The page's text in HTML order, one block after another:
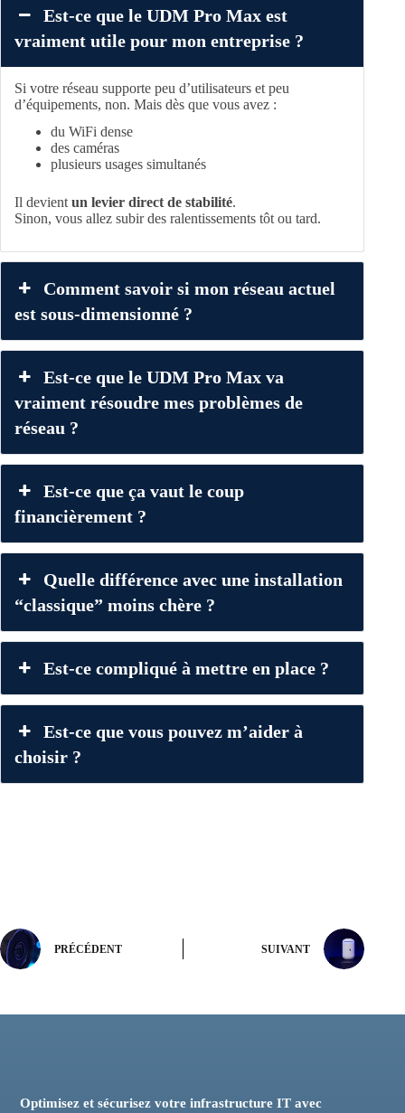
Est-ce que le UDM Pro Max est
vraiment utile pour mon entreprise ?
Si votre réseau supporte peu d’utilisateurs et peu
d’équipements, non. Mais dès que vous avez :
du WiFi dense
des caméras
plusieurs usages simultanés
Il devient un levier direct de stabilité.
Sinon, vous allez subir des ralentissements tôt ou tard.
Comment savoir si mon réseau actuel
est sous-dimensionné ?
Est-ce que le UDM Pro Max va
vraiment résoudre mes problèmes de
réseau ?
Est-ce que ça vaut le coup
financièrement ?
Quelle différence avec une installation
“classique” moins chère ?
Est-ce compliqué à mettre en place ?
Est-ce que vous pouvez m’aider à
choisir ?
PRÉCÉDENT SUIVANT
Optimisez et sécurisez votre infrastructure IT avec